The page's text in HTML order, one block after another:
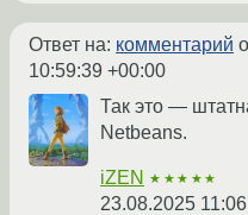
Ответ на: комментарий
10:59:39 +00:00
Так это —
Netbeans.
iZEN ★★★★★
23.08.2025